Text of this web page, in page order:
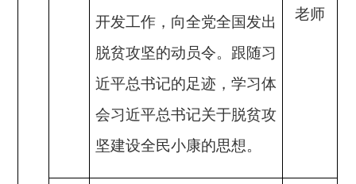
开发工作，向全党全国发出
脱贫攻坚的动员令。跟随习
近平总书记的足迹，学习体
会习近平总书记关于脱贫攻
坚建设全民小康的思想。
老师